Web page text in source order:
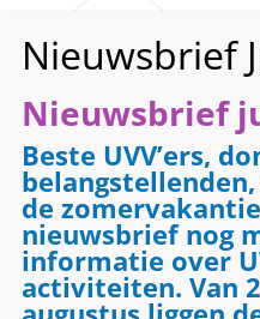
« Alle Evenementen
Evenementenreeks:
Nieuwsbrief
Beste UVV’ers,
de
nieuwsbrief nog
informatie over
activiteiten. Van